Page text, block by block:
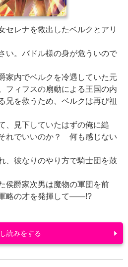
レナを救出したベルクとアリ
い。バドル様の身が危ういので
家内でベルクを冷遇していた元
フィフスの扇動による王国の内
兄を救うため、ベルクは再び祖
、見下していたはずの俺に縋
れでいいのか？ 何も感じない
、彼なりのやり方で騎士団を鼓
侯爵家次男は魔物の軍団を前
略の才を発揮して――!?
読みをする